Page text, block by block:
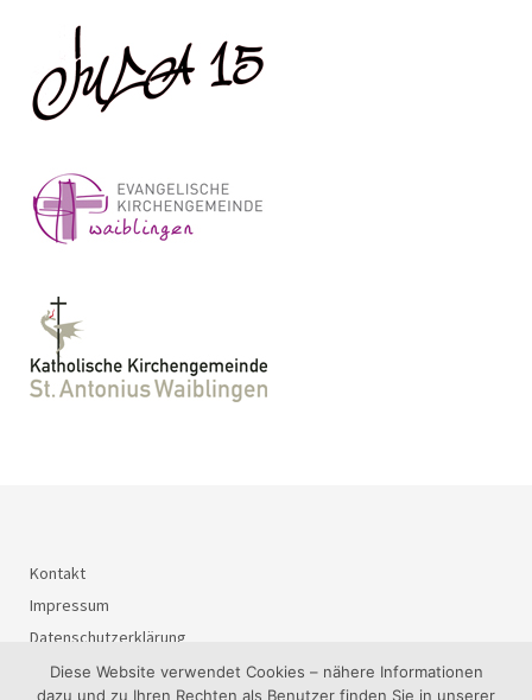
Kontakt
Impressum
Datenschutzerklärung
Diese Website verwendet Cookies – nähere Informationen
dazu und zu Ihren Rechten als Benutzer finden Sie in unserer